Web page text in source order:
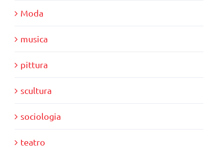
Moda
musica
pittura
scultura
sociologia
teatro